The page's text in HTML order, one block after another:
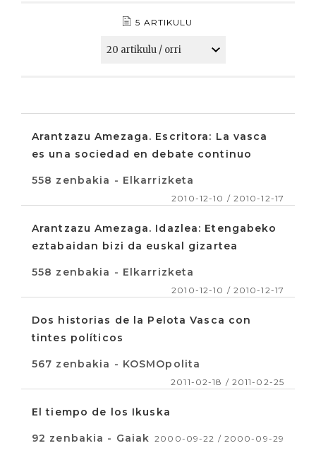
5 ARTIKULU
Arantzazu Amezaga. Escritora: La vasca
es una sociedad en debate continuo
558 zenbakia - Elkarrizketa
2010-12-10 / 2010-12-17
Arantzazu Amezaga. Idazlea: Etengabeko
eztabaidan bizi da euskal gizartea
558 zenbakia - Elkarrizketa
2010-12-10 / 2010-12-17
Dos historias de la Pelota Vasca con
tintes políticos
567 zenbakia - KOSMOpolita
2011-02-18 / 2011-02-25
El tiempo de los Ikuska
92 zenbakia - Gaiak 2000-09-22 / 2000-09-29